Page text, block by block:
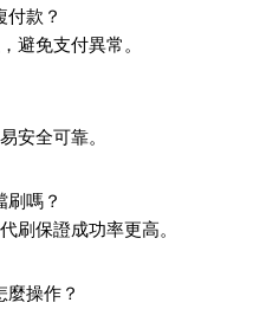
款？
避免支付異常。
安全可靠。
嗎？
刷保證成功率更高。
操作？